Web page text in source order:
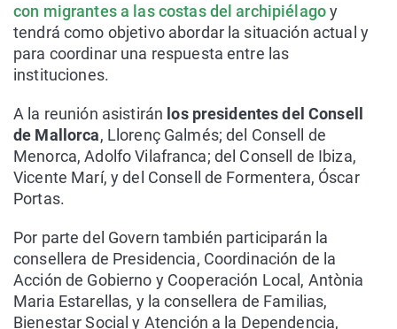
con migrantes a las costas del archipiélagoy
tendrá como objetivo abordar la situación actual y
para coordinar una respuesta entre las
instituciones.
A la reunión asistirán los presidentes del Consell
de Mallorca, Llorenç Galmés; del Consell de
Menorca, Adolfo Vilafranca; del Consell de Ibiza,
Vicente Marí, y del Consell de Formentera, Óscar
Portas.
Por parte del Govern también participarán la
consellera de Presidencia, Coordinación de la
Acción de Gobierno y Cooperación Local, Antònia
Maria Estarellas, y la consellera de Familias,
Bienestar Social y Atención a la Dependencia,